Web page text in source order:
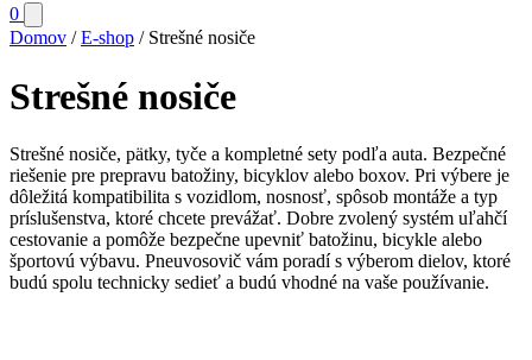
0Počet
položiek
0
menu
Domov / E-shop / Strešné nosiče
Strešné nosiče
Strešné nosiče, pätky, tyče a kompletné sety podľa auta. Bezpečné
riešenie pre prepravu batožiny, bicyklov alebo boxov. Pri výbere je
dôležitá kompatibilita s vozidlom, nosnosť, spôsob montáže a typ
príslušenstva, ktoré chcete prevážať. Dobre zvolený systém uľahčí
cestovanie a pomôže bezpečne upevniť batožinu, bicykle alebo
športovú výbavu. Pneuvosovič vám poradí s výberom dielov, ktoré
budú spolu technicky sedieť a budú vhodné na vaše používanie.